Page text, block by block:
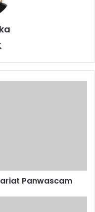
Panwascam